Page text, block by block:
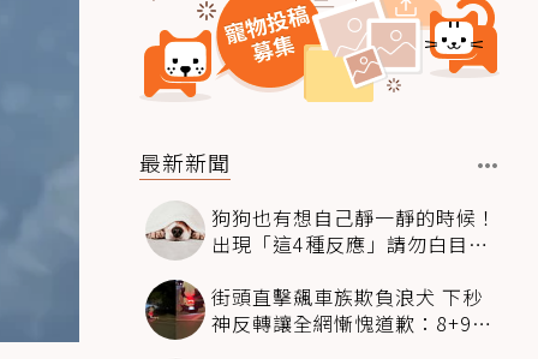
最新新聞
狗狗也有想自己靜一靜的時候！
出現「這4種反應」請勿白目打
街頭直擊飆車族欺負浪犬 下秒
神反轉讓全網慚愧道歉：8+9救